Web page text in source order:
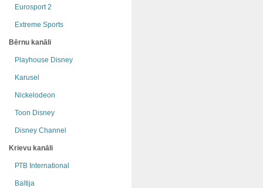
Eurosport 2
Extreme Sports
Bērnu kanāli
Playhouse Disney
Karusel
Nickelodeon
Toon Disney
Disney Channel
Krievu kanāli
РТB International
Baltija